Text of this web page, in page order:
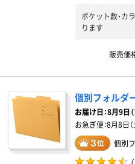
ポケット数・カ
ります
販売価
個別フォル
お届け日：8月9日（
お急ぎ便：8月8日（
個別